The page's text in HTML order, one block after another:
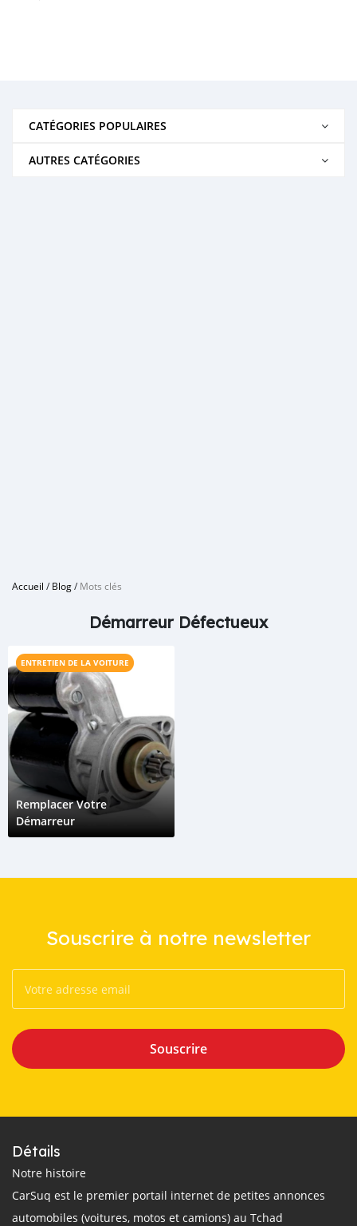
CATÉGORIES POPULAIRES
AUTRES CATÉGORIES
Accueil /Blog/Mots clés
Démarreur Défectueux
ENTRETIEN DE LA VOITURE
Remplacer Votre
Démarreur
Souscrire à notre newsletter
Souscrire
Détails
Notre histoire
CarSuq est le premier portail internet de petites annonces
automobiles (voitures, motos et camions) au Tchad